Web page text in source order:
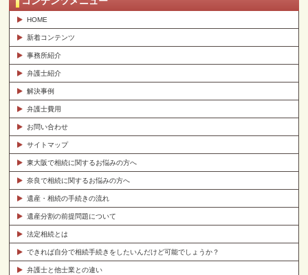
HOME
新着コンテンツ
事務所紹介
弁護士紹介
解決事例
弁護士費用
お問い合わせ
サイトマップ
東大阪で相続に関するお悩みの方へ
奈良で相続に関するお悩みの方へ
遺産・相続の手続きの流れ
遺産分割の前提問題について
法定相続とは
できれば自分で相続手続きをしたいんだけど可能でしょうか？
弁護士と他士業との違い